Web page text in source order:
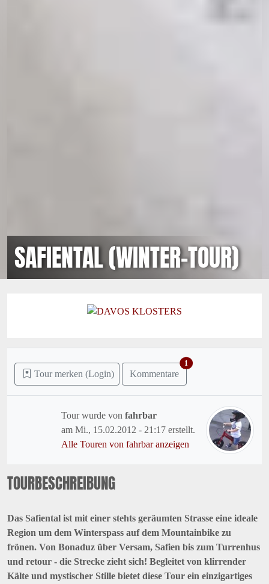
SAFIENTAL (WINTER-TOUR)
Tour merken (Login) Kommentare
1
Tour wurde von fahrbar
am Mi., 15.02.2012 - 21:17 erstellt.
Alle Touren von fahrbar anzeigen
TOURBESCHREIBUNG
Das Safiental ist mit einer stehts geräumten Strasse eine ideale
Region um dem Winterspass auf dem Mountainbike zu
frönen. Von Bonaduz über Versam, Safien bis zum Turrenhus
und retour - die Strecke zieht sich! Begleitet von klirrender
Kälte und mystischer Stille bietet diese Tour ein einzigartiges